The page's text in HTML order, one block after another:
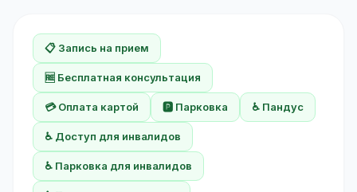
📋 Запись на прием
🆓 Бесплатная консультация
💳 Оплата картой 🅿️ Парковка ♿ Пандус
♿ Доступ для инвалидов
♿ Парковка для инвалидов